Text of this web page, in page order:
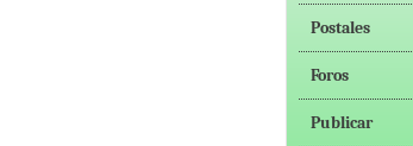
Postales
Foros
Publicar